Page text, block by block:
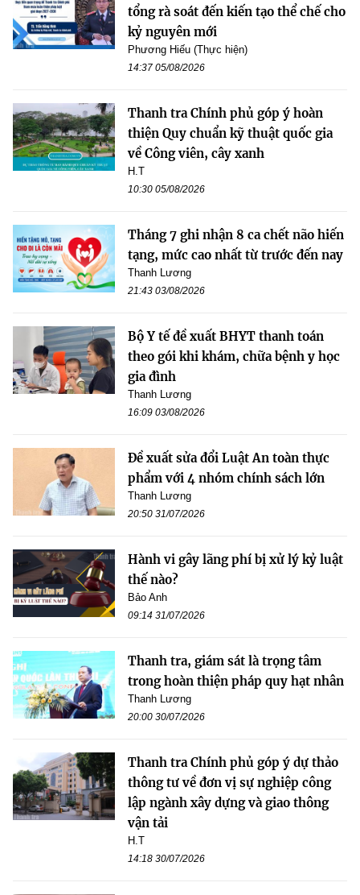
tổng rà soát đến kiến tạo thể chế cho
kỷ nguyên mới
Phương Hiếu (Thực hiện)
14:37 05/08/2026
Thanh tra Chính phủ góp ý hoàn
thiện Quy chuẩn kỹ thuật quốc gia
về Công viên, cây xanh
H.T
10:30 05/08/2026
Tháng 7 ghi nhận 8 ca chết não hiến
tạng, mức cao nhất từ trước đến nay
Thanh Lương
21:43 03/08/2026
Bộ Y tế đề xuất BHYT thanh toán
theo gói khi khám, chữa bệnh y học
gia đình
Thanh Lương
16:09 03/08/2026
Đề xuất sửa đổi Luật An toàn thực
phẩm với 4 nhóm chính sách lớn
Thanh Lương
20:50 31/07/2026
Hành vi gây lãng phí bị xử lý kỷ luật
thế nào?
Bảo Anh
09:14 31/07/2026
Thanh tra, giám sát là trọng tâm
trong hoàn thiện pháp quy hạt nhân
Thanh Lương
20:00 30/07/2026
Thanh tra Chính phủ góp ý dự thảo
thông tư về đơn vị sự nghiệp công
lập ngành xây dựng và giao thông
vận tải
H.T
14:18 30/07/2026